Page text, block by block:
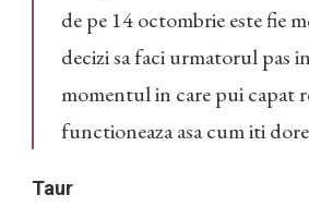
de pe 14 octombrie este fie
decizi sa faci urmatorul pas
momentul in care pui capat
functioneaza asa cum iti
Taur